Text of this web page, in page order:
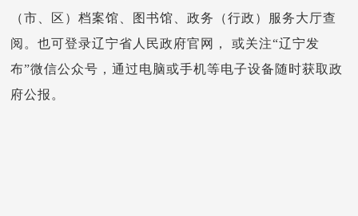
（市、区）档案馆、图书馆、政务（行政）服务大厅查
阅。也可登录辽宁省人民政府官网， 或关注“辽宁发
布”微信公众号，通过电脑或手机等电子设备随时获取政
府公报。